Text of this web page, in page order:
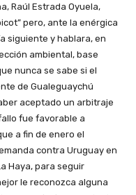
Raúl Estrada Oyuela,
pero, ante la enérgica
siguiente y hablara, en
ambiental, base
nunca se sabe si el
de Gualeguaychú
aceptado un arbitraje
fue favorable a
a fin de enero el
contra Uruguay en
Haya, para seguir
le reconozca alguna